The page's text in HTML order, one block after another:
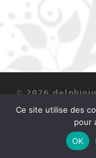
© 2026
Ce site utilise des
pour
OK